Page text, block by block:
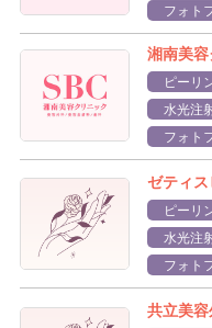
フォト
湘南美容
ピーリ
水光注
フォト
ゼティ
ピーリ
水光注
フォト
共立美容